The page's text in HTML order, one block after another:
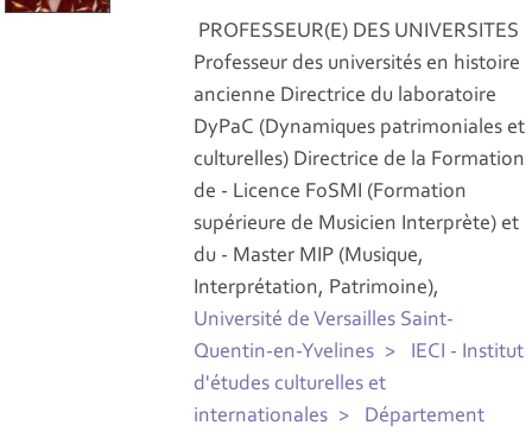
PROFESSEUR(E) DES UNIVERSITES
Professeur des universités en histoire
ancienne Directrice du laboratoire
DyPaC (Dynamiques patrimoniales et
culturelles) Directrice de la Formation
de - Licence FoSMI (Formation
supérieure de Musicien Interprète) et
du - Master MIP (Musique,
Interprétation, Patrimoine),
Université de Versailles Saint-
Quentin-en-Yvelines
IECI - Institut
d'études culturelles et
internationales
Département